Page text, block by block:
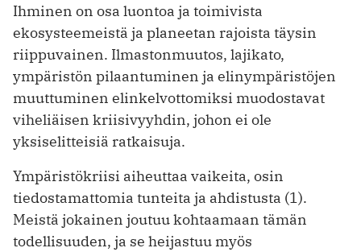
Ihminen on osa luontoa ja toimivista
ekosysteemeistä ja planeetan rajoista täysin
riippuvainen. Ilmastonmuutos, lajikato,
ympäristön pilaantuminen ja elinympäristöjen
muuttuminen elinkelvottomiksi muodostavat
viheliäisen kriisivyyhdin, johon ei ole
yksiselitteisiä ratkaisuja.
Ympäristökriisi aiheuttaa vaikeita, osin
tiedostamattomia tunteita ja ahdistusta (1).
Meistä jokainen joutuu kohtaamaan tämän
todellisuuden, ja se heijastuu myös